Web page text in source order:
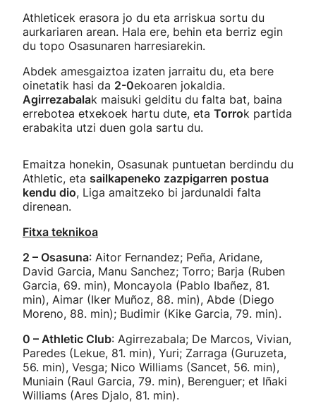
Athleticek erasora jo du eta arriskua sortu du
aurkariaren arean. Hala ere, behin eta berriz egin
du topo Osasunaren harresiarekin.
Abdek amesgaiztoa izaten jarraitu du, eta bere
oinetatik hasi da 2-0ekoaren jokaldia.
Agirrezabalak maisuki gelditu du falta bat, baina
errebotea etxekoek hartu dute, eta Torrok partida
erabakita utzi duen gola sartu du.
Emaitza honekin, Osasunak puntuetan berdindu du
Athletic, eta sailkapeneko zazpigarren postua
kendu dio, Liga amaitzeko bi jardunaldi falta
direnean.
Fitxa teknikoa
2 – Osasuna: Aitor Fernandez; Peña, Aridane,
David Garcia, Manu Sanchez; Torro; Barja (Ruben
Garcia, 69. min), Moncayola (Pablo Ibañez, 81.
min), Aimar (Iker Muñoz, 88. min), Abde (Diego
Moreno, 88. min); Budimir (Kike Garcia, 79. min).
0 – Athletic Club: Agirrezabala; De Marcos, Vivian,
Paredes (Lekue, 81. min), Yuri; Zarraga (Guruzeta,
56. min), Vesga; Nico Williams (Sancet, 56. min),
Muniain (Raul Garcia, 79. min), Berenguer; et Iñaki
Williams (Ares Djalo, 81. min).